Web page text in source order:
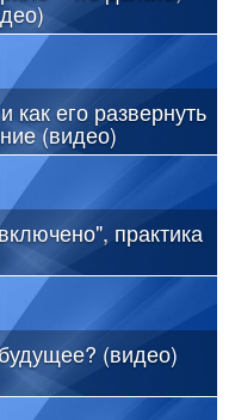
как его развернуть
(видео)
практика
(видео)